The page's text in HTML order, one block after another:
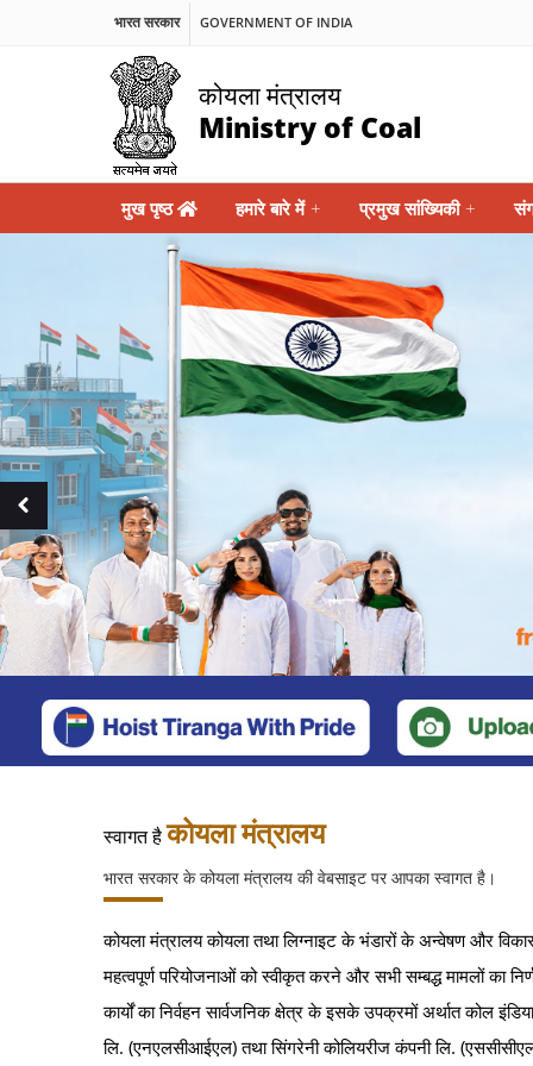
भारत सरकार GOVERNMENT OF INDIA
कोयला मंत्रालय
Ministry of Coal
navigation
मुख पृष्ठ हमारे बारे में + प्रमुख सांख्यिकी +
Previous
स्वागत हैकोयला मंत्रालय
भारत सरकार के कोयला मंत्रालय की वेबसाइट पर आपका स्वागत है।
कोयला मंत्रालय कोयला तथा लिग्नाइट के भंडारों के अन्वेषण और
महत्वपूर्ण परियोजनाओं को स्वीकृत करने और सभी सम्बद्ध मामलों का
कार्यों का निर्वहन सार्वजनिक क्षेत्र के इसके उपक्रमों अर्थात कोल
लि. (एनएलसीआईएल) तथा सिंगरेनी कोलियरीज कंपनी लि.